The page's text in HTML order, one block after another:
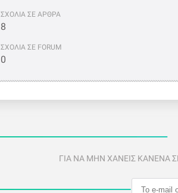
ΣΧΟΛΙΑ ΣΕ ΑΡΘΡΑ
8
ΣΧΟΛΙΑ ΣΕ FORUM
0
ΓΙΑ ΝΑ ΜΗΝ ΧΑΝΕΙΣ ΚΑΝΕΝΑ